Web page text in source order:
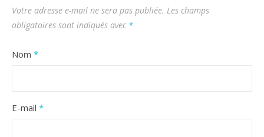
Votre adresse e-mail ne sera pas publiée. Les champs
obligatoires sont indiqués avec *
Nom *
E-mail *